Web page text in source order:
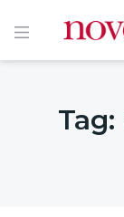
Tag: